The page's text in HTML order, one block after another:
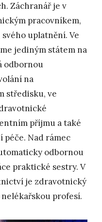
Záchranář je v
pracovníkem,
uplatnění. Ve
jediným státem na
odbornou
na
středisku, ve
příjmu a také
Nad rámec
odbornou
praktické sestry. V
je zdravotnický
profesí.